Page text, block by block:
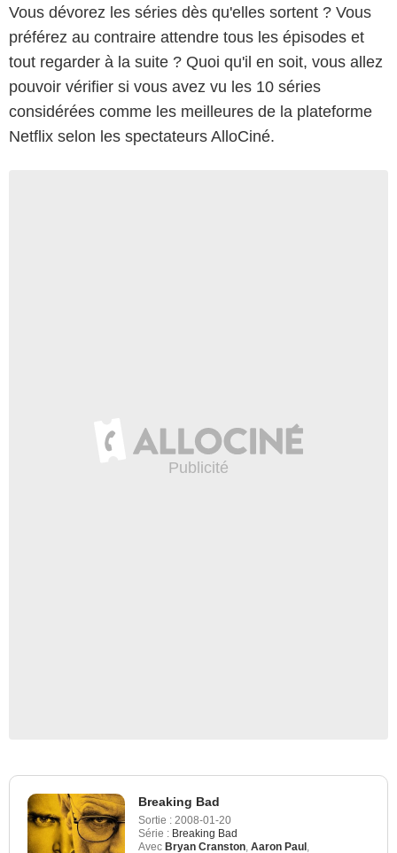
Vous dévorez les séries dès qu'elles sortent ? Vous
préférez au contraire attendre tous les épisodes et
tout regarder à la suite ? Quoi qu'il en soit, vous allez
pouvoir vérifier si vous avez vu les 10 séries
considérées comme les meilleures de la plateforme
Netflix selon les spectateurs AlloCiné.
Breaking Bad
Sortie : 2008-01-20
Série : Breaking Bad
Avec Bryan Cranston Aaron Paul